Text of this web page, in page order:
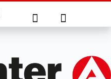
Suche Anmelden